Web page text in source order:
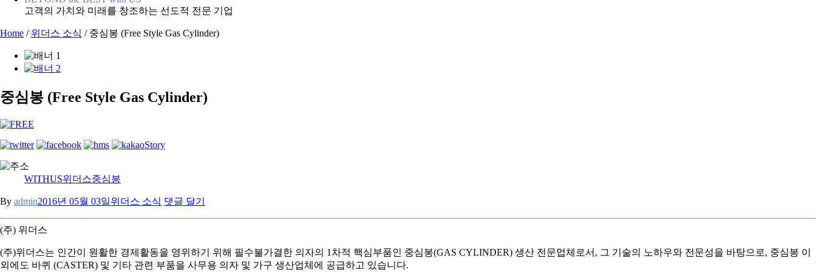
고객의 가치와 미래를 창조하는 선도적 전문 기업
Home / 위더스 소식 / 중심봉 (Free Style Gas Cylinder)
중심봉 (Free Style Gas Cylinder)
WITHUS위더스중심봉
By admin2016년 05월 03일위더스 소식 댓글 달기
(주) 위더스
(주)위더스는 인간이 원활한 경제활동을 영위하기 위해 필수불가결한 의자의 1차적 핵심부품인 중심봉(GAS CYLINDER) 생산 전문업체로서, 그 기술의 노하우와 전문성을 바탕으로, 중심봉 이
외에도 바퀴 (CASTER) 및 기타 관련 부품을 사무용 의자 및 가구 생산업체에 공급하고 있습니다.